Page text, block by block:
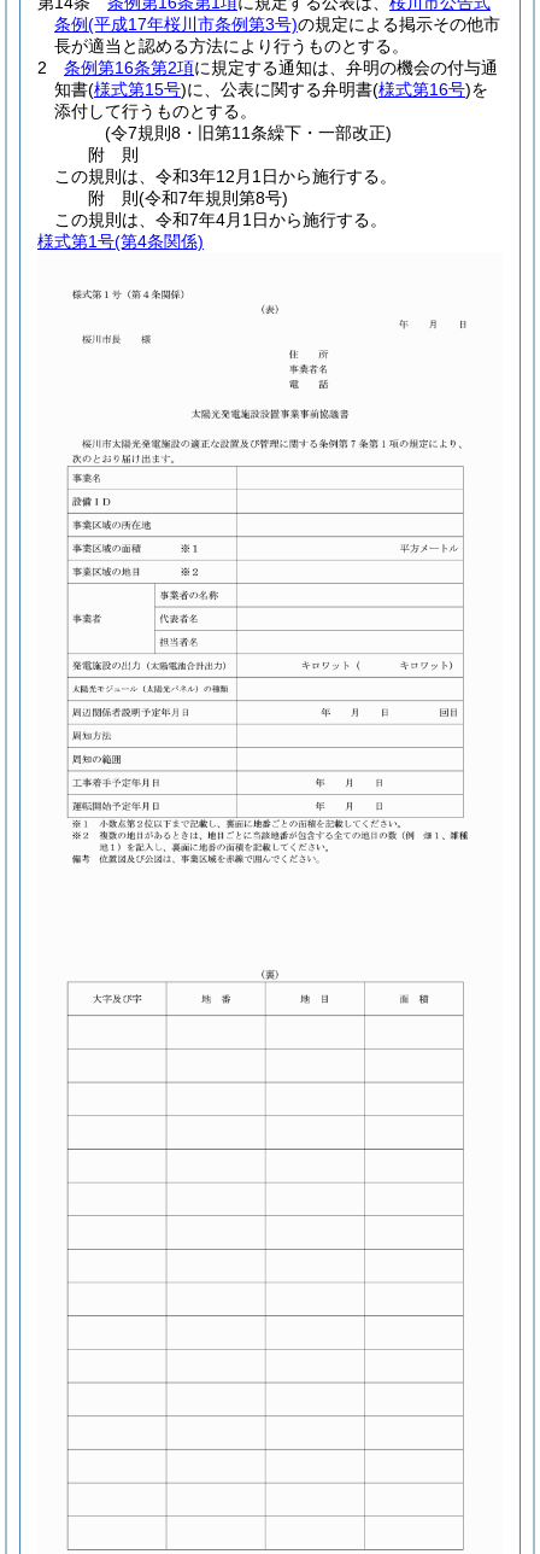
条例(平成17年桜川市条例第3号)の規定による掲示その他市
長が適当と認める方法により行うものとする。
2
条例第16条第2項に規定する通知は、弁明の機会の付与通
知書(様式第15号)に、公表に関する弁明書(様式第16号)を
添付して行うものとする。
(令7規則8・旧第11条繰下・一部改正)
附 則
この規則は、令和3年12月1日から施行する。
附 則(令和7年規則第8号)
この規則は、令和7年4月1日から施行する。
様式第1号(第4条関係)